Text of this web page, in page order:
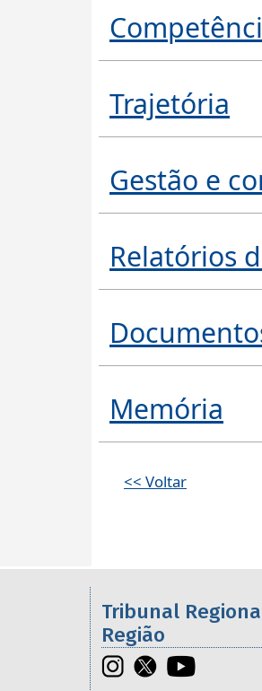
Trajetória
Gestão e
Relatórios
Memória
<< Voltar
Informações
Tribunal
Região